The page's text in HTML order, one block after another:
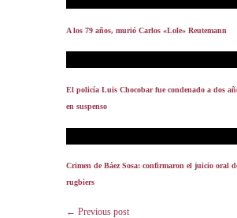
A los 79 años, murió Carlos «Lole» Reutemann
El policía Luis Chocobar fue condenado a dos
en suspenso
Crimen de Báez Sosa: confirmaron el juicio oral
rugbiers
← Previous post